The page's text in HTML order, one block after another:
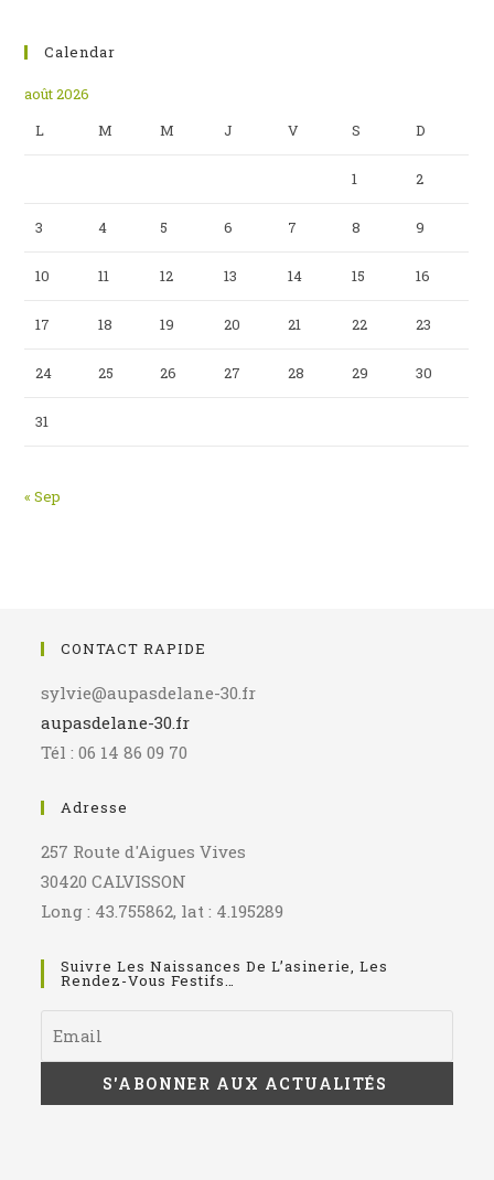
Calendar
août 2026
L
M M J V S D
1 2
3 4 5 6 7 8 9
10 11 12 13 14 15 16
17 18 19 20 21 22 23
24 25 26 27 28 29 30
31
« Sep
CONTACT RAPIDE
sylvie@aupasdelane-30.fr
aupasdelane-30.fr
Tél : 06 14 86 09 70
Adresse
257 Route d'Aigues Vives
30420 CALVISSON
Long : 43.755862, lat : 4.195289
Suivre Les Naissances De L’asinerie, Les
Rendez-Vous Festifs…